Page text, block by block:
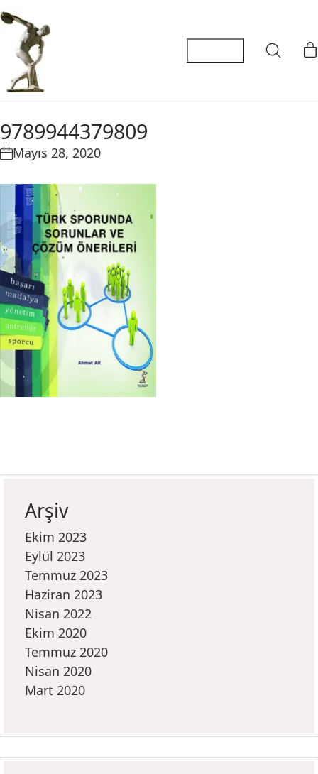
9789944379809
Mayıs 28, 2020
Arşiv
Ekim 2023
Eylül 2023
Temmuz 2023
Haziran 2023
Nisan 2022
Ekim 2020
Temmuz 2020
Nisan 2020
Mart 2020